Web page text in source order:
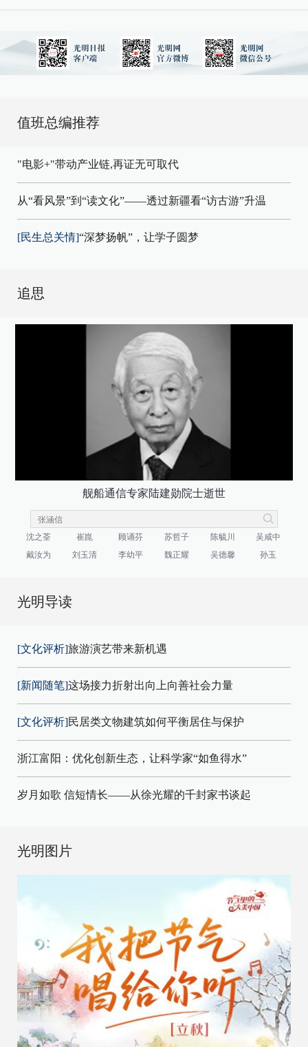
值班总编推荐
"电影+"带动产业链,再证无可取代
从“看风景”到“读文化”——透过新疆看“访古游”升温
[民生总关情]“深梦扬帆”，让学子圆梦
追思
舰船通信专家陆建勋院士逝世
沈之荃 崔崑 顾诵芬 苏哲子 陈毓川
吴咸中
戴汝为
刘玉清 李幼平 魏正耀 吴德馨 孙玉
光明导读
[文化评析]旅游演艺带来新机遇
[新闻随笔]这场接力折射出向上向善社会力量
[文化评析]民居类文物建筑如何平衡居住与保护
浙江富阳：优化创新生态，让科学家“如鱼得水”
岁月如歌 信短情长——从徐光耀的千封家书谈起
光明图片